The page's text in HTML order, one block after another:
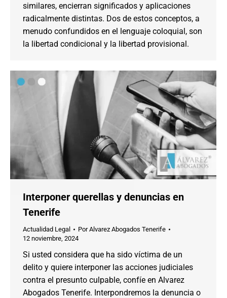
similares, encierran significados y aplicaciones
radicalmente distintas. Dos de estos conceptos, a
menudo confundidos en el lenguaje coloquial, son
la libertad condicional y la libertad provisional.
Interponer querellas y denuncias en
Tenerife
Actualidad Legal PorAlvarez Abogados Tenerife
12 noviembre, 2024
Si usted considera que ha sido víctima de un
delito y quiere interponer las acciones judiciales
contra el presunto culpable, confíe en Alvarez
Abogados Tenerife. Interpondremos la denuncia o